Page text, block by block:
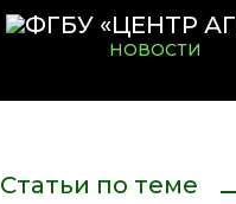
НОВОСТИ
Статьи по теме